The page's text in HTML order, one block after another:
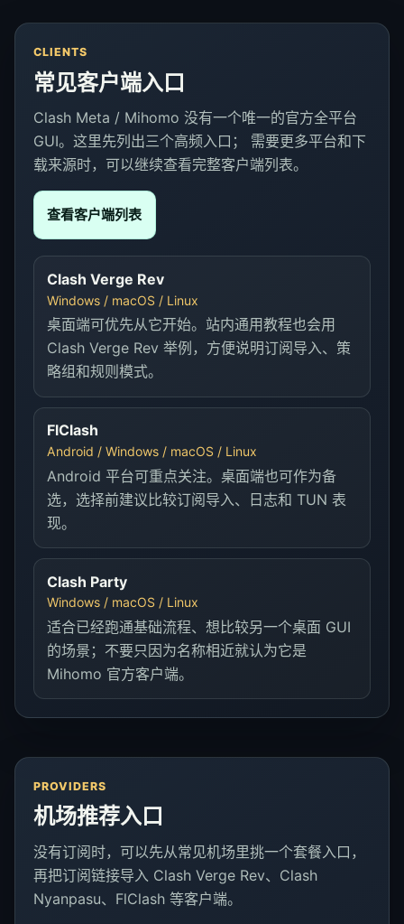
CLIENTS
常见客户端入口
Clash Meta / Mihomo 没有一个唯一的官方全平台
GUI。这里先列出三个高频入口； 需要更多平台和下
载来源时，可以继续查看完整客户端列表。
查看客户端列表
Clash Verge Rev
Windows / macOS / Linux
桌面端可优先从它开始。站内通用教程也会用
Clash Verge Rev 举例，方便说明订阅导入、策
略组和规则模式。
FlClash
Android / Windows / macOS / Linux
Android 平台可重点关注。桌面端也可作为备
选，选择前建议比较订阅导入、日志和 TUN 表
现。
Clash Party
Windows / macOS / Linux
适合已经跑通基础流程、想比较另一个桌面 GUI
的场景；不要只因为名称相近就认为它是
Mihomo 官方客户端。
PROVIDERS
机场推荐入口
没有订阅时，可以先从常见机场里挑一个套餐入口，
再把订阅链接导入 Clash Verge Rev、Clash
Nyanpasu、FlClash 等客户端。